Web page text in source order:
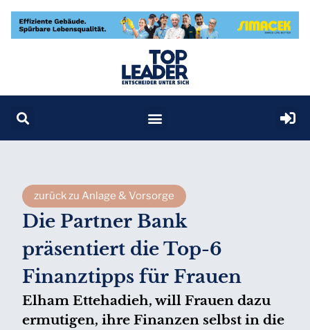
zurück zu Anlage & Vorsorge
Die Partner Bank
präsentiert die Top-6
Finanztipps für Frauen
Elham Ettehadieh, will Frauen dazu
ermutigen, ihre Finanzen selbst in die